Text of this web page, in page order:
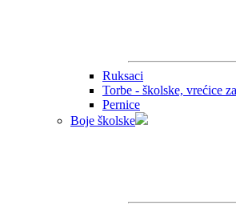
Ruksaci
Torbe - školske, vrećice
Pernice
Boje školske